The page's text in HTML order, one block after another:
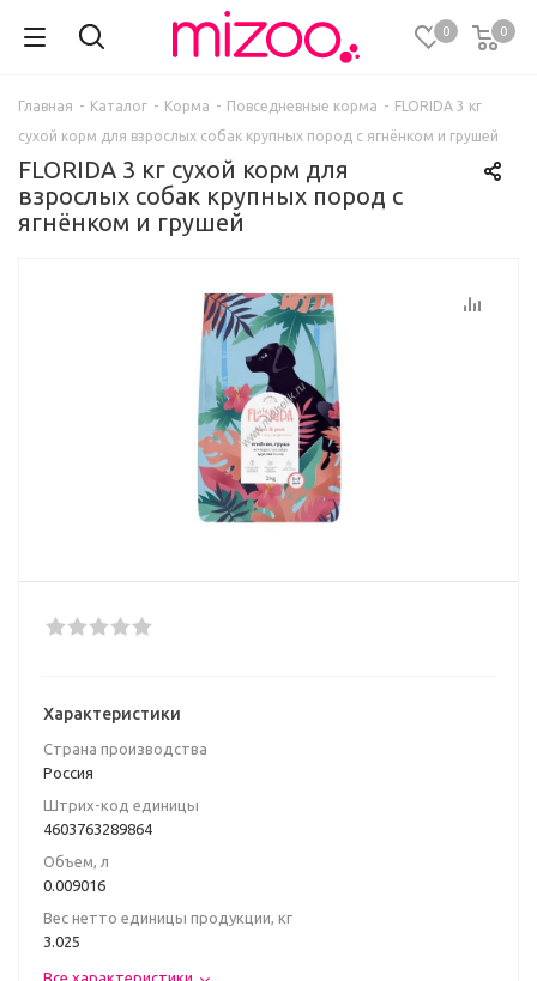
0 0
Главная - Каталог - Корма - Повседневные корма - FLORIDA 3 кг
сухой корм для взрослых собак крупных пород с ягнёнком и грушей
FLORIDA 3 кг сухой корм для
взрослых собак крупных пород с
ягнёнком и грушей
Характеристики
Страна производства
Poccия
Штрих-код единицы
4603763289864
Объем, л
0.009016
Вес нетто единицы продукции, кг
3.025
Все характеристики